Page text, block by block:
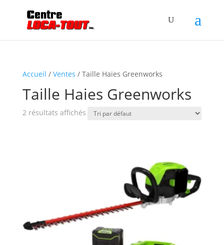
Accueil / Ventes / Taille Haies Greenworks
Taille Haies Greenworks
2 résultats affichés